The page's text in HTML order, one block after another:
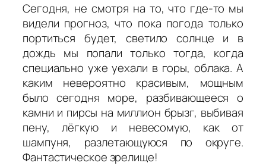
Сегодня, не смотря на то, что где-то мы
видели прогноз, что пока погода только
портиться будет, светило солнце и в
дождь мы попали только тогда, когда
специально уже уехали в горы, облака. А
каким невероятно красивым, мощным
было сегодня море, разбивающееся о
камни и пирсы на миллион брызг, выбивая
пену, лёгкую и невесомую, как от
шампуня, разлетающуюся по округе.
Фантастическое зрелище!